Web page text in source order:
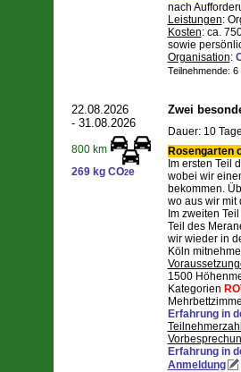
nach
Leistungen:
Kosten: ca.
sowie
Organisation:
Teilnehmende:
22.08.2026
- 31.08.2026
800 km
269 kg CO2e
Zwei
Dauer: 10
Rosengarten
Im ersten Teil
wobei wir
bekommen.
wo aus wir mit
Im zweiten
Teil des
wir wieder in
Köln
1500
Kategorien
Erfahrung in
Erfahrung in
Anmeldung